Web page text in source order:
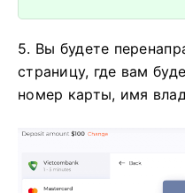
5. Вы будете
страницу, где вам
номер карты, имя